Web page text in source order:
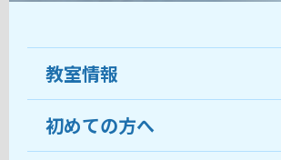
教室情報
教室について
初めての方へ